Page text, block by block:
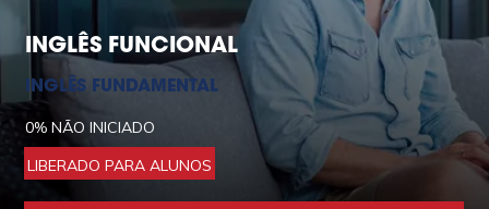
INGLÊS FUNCIONAL
INGLÊS FUNDAMENTAL
0% NÃO INICIADO
LIBERADO PARA ALUNOS